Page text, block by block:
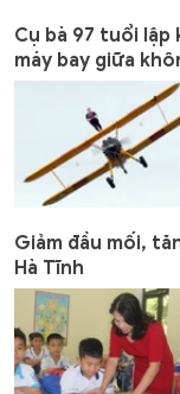
Cụ bà 97 tuổi
máy bay giữa
Giảm đầu mối,
Hà Tĩnh